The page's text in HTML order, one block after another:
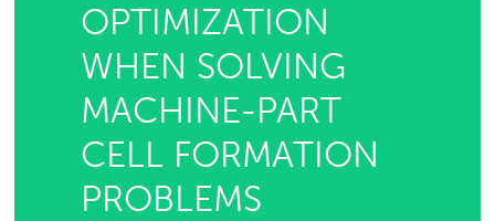
OPTIMIZATION
WHEN SOLVING
MACHINE-PART
CELL FORMATION
PROBLEMS